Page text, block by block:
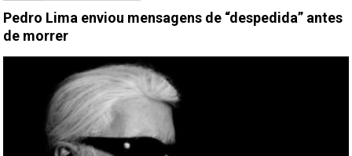
Pedro Lima enviou mensagens de “despedida” antes
de morrer